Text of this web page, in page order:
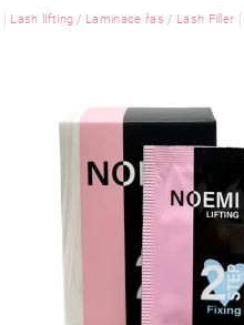
Lash lifting / Laminace řas / Lash Filler